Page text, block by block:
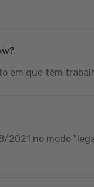
em que têm
no modo